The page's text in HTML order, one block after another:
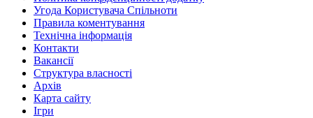
Угода Користувача Спільноти
Правила коментування
Технічна інформація
Контакти
Вакансії
Структура власності
Архів
Карта сайту
Ігри